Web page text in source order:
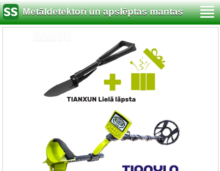
Metāldetektori un apslēptas mantas
meklēšana